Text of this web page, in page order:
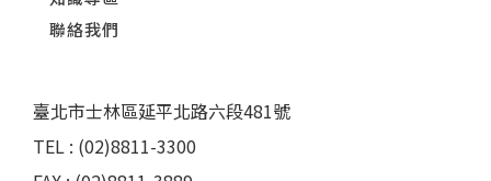
聯絡我們
臺北市士林區延平北路六段481號
TEL : (02)8811-3300